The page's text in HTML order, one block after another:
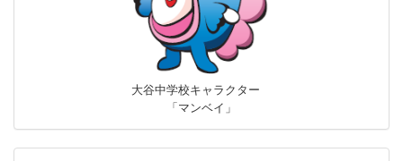
大谷中学校キャラクター
「マンベイ」